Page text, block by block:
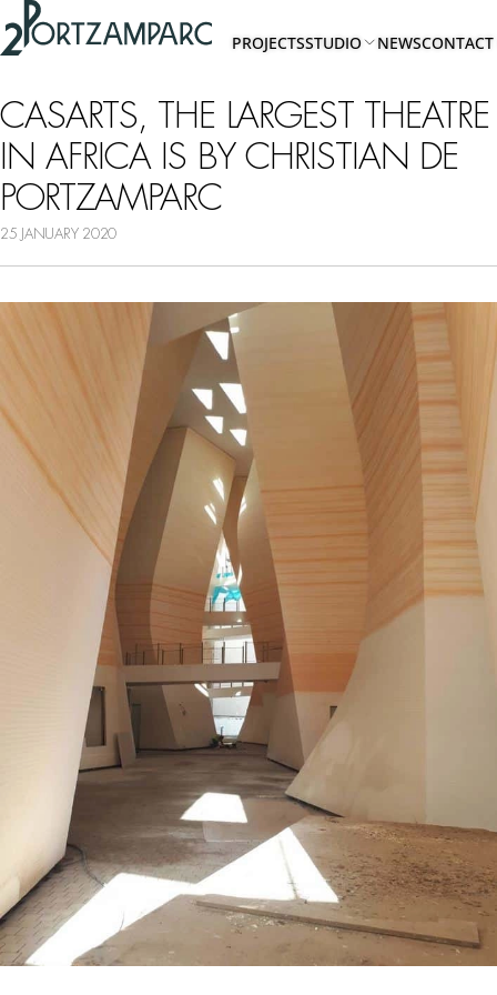
Accéder à l'en-tête
Accéder au contenu principal
Accéder au pied de page
2portzamparc
PROJECTSSTUDIO
US
TEAM
NEWS
CASARTS, THE LARGEST THEATRE
IN AFRICA IS BY CHRISTIAN DE
PORTZAMPARC
25 JANUARY 2020